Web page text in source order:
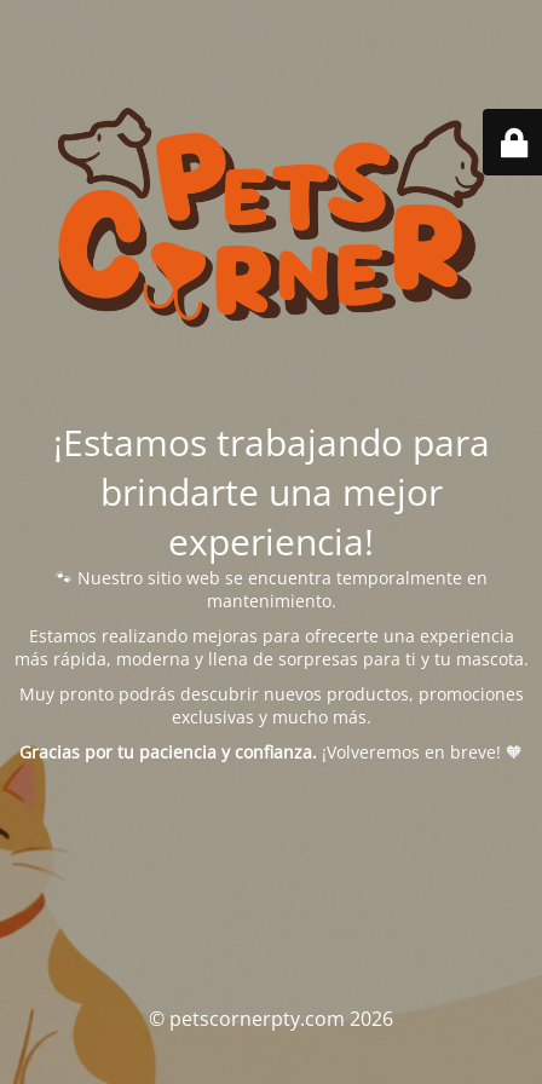
¡Estamos trabajando para
brindarte una mejor
experiencia!
🐾 Nuestro sitio web se encuentra temporalmente en
mantenimiento.
Estamos realizando mejoras para ofrecerte una experiencia
más rápida, moderna y llena de sorpresas para ti y tu mascota.
Muy pronto podrás descubrir nuevos productos, promociones
exclusivas y mucho más.
Gracias por tu paciencia y confianza. ¡Volveremos en breve! 🧡
© petscornerpty.com 2026